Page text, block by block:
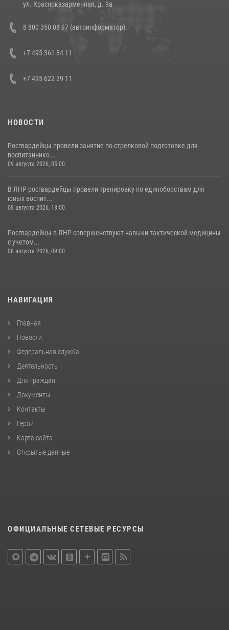
Состоялась рабочая встреча директора Росгвардии Героя России
генерала армии Виктора Золотова с заместителем полномочного
представителя Президента Российской Федерации в Северо-
Кавказском федеральном округе Виталием Кузнецовым
ул. Красноказарменная, д. 9а
8 800 350 08 97 (автоинформатор)
+7 495 361 84 11
+7 495 622 39 11
НОВОСТИ
Росгвардейцы провели занятие по стрелковой подготовке для
воспитаннико...
09 августа 2026, 05:00
В ЛНР росгвардейцы провели тренировку по единоборствам для
юных воспит...
08 августа 2026, 13:00
Росгвардейцы в ЛНР совершенствуют навыки тактической медицины
с учетом...
08 августа 2026, 09:00
НАВИГАЦИЯ
Главная
Новости
Федеральная служба
Деятельность
Для граждан
Документы
Контакты
Герои
Карта сайта
Открытые данные
ОФИЦИАЛЬНЫЕ СЕТЕВЫЕ РЕСУРСЫ